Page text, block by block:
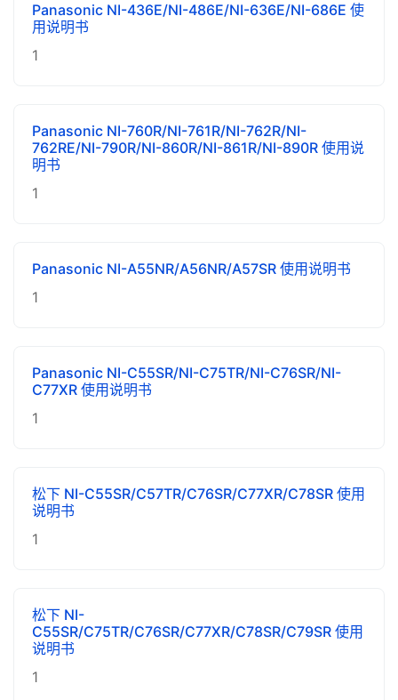
Panasonic NI-436E/NI-486E/NI-636E/NI-686E 使
用说明书
1
Panasonic NI-760R/NI-761R/NI-762R/NI-
762RE/NI-790R/NI-860R/NI-861R/NI-890R 使用说
明书
1
Panasonic NI-A55NR/A56NR/A57SR 使用说明书
1
Panasonic NI-C55SR/NI-C75TR/NI-C76SR/NI-
C77XR 使用说明书
1
松下 NI-C55SR/C57TR/C76SR/C77XR/C78SR 使用
说明书
1
松下 NI-
C55SR/C75TR/C76SR/C77XR/C78SR/C79SR 使用
说明书
1